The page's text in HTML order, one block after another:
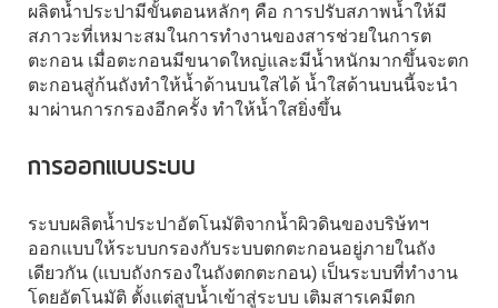
ผลิตน้ำประปามีขั้นตอนหลักๆ คือ การปรับสภาพน้ำให้มี
สภาวะที่เหมาะสมในการทำงานของสารช่วยในการต
ตะกอน เมื่อตะกอนมีขนาดใหญ่และมีน้ำหนักมากขึ้นจะตก
ตะกอนสู่ก้นถังทำให้น้ำด้านบนใสได้ น้ำใสด้านบนนี้จะนำ
มาผ่านการกรองอีกครั้ง ทำให้น้ำใสยิ่งขึ้น
การออกแบบระบบ
ระบบผลิตน้ำประปาอัตโนมัติจากน้ำผิวดินของบริษ้ทฯ
ออกแบบให้ระบบกรองกับระบบตกตะกอนอยู่ภายในถัง
เดียวกัน (แบบถังกรองในถังตกตะกอน) เป็นระบบที่ทำงาน
โดยอัตโนมัติ ตั้งแต่สูบน้ำเข้าสู่ระบบ เติมสารเคมีตก